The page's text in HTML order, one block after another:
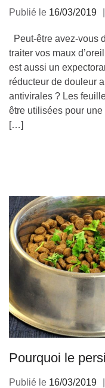
Publié le 16/03/2019
Peut-être avez-vous
traiter vos maux
est aussi un
réducteur de douleur
antivirales ? Les
être utilisées pour
[…]
Pourquoi le
Publié le 16/03/2019